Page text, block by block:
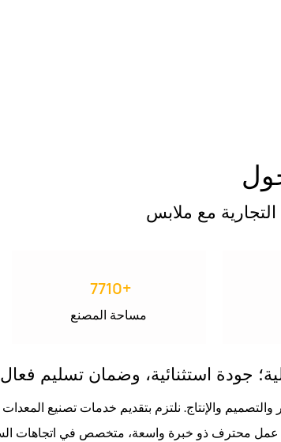
8610+
مساحة المصنع
جودة استثنائية، وضمان تسليم فعال